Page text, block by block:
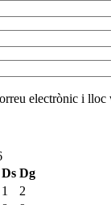
electrònic i lloc
Ds Dg
1
2